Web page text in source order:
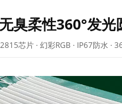
臭柔性360°发
芯片 · 幻彩RGB · IP67防水 ·